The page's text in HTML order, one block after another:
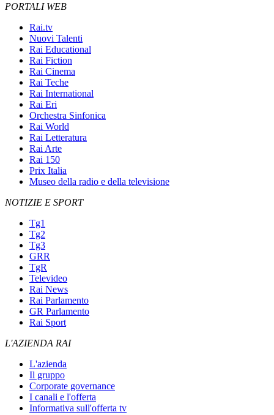
PORTALI WEB
Rai.tv
Nuovi Talenti
Rai Educational
Rai Fiction
Rai Cinema
Rai Teche
Rai International
Rai Eri
Orchestra Sinfonica
Rai World
Rai Letteratura
Rai Arte
Rai 150
Prix Italia
Museo della radio e della televisione
NOTIZIE E SPORT
Tg1
Tg2
Tg3
GRR
TgR
Televideo
Rai News
Rai Parlamento
GR Parlamento
Rai Sport
L'AZIENDA RAI
L'azienda
Il gruppo
Corporate governance
I canali e l'offerta
Informativa sull'offerta tv